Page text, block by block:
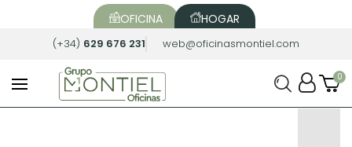
OFICINA HOGAR
(+34) 629 676 231 web@oficinasmontiel.com